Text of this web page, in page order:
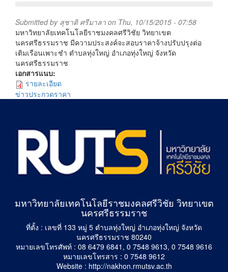
Submitted by สุชาติ ศรีมาลา on Thu, 10/15/2015 - 07:58
มหาวิทยาลัยเทคโนโลยีราชมงคลศรีวิชัย วิทยาเขต
นครศรีธรรมราช มีความประสงค์จะสอบราคาจ้างปรับปรุงต่อ
เติมเรือนเพาะชำ ตำบลทุ่งใหญ่ อำเภอทุ่งใหญ่ จังหวัด
นครศรีธรรมราช
เอกสารแนบ:
รายละเอียด
ข่าวประกวดราคา
มหาวิทยาลัยเทคโนโลยีราชมงคลศรีวิชัย วิทยาเขต
นครศรีธรรมราช
ที่ตั้ง : เลขที่ 133 หมู่ 5 ตำบลทุ่งใหญ่ อำเภอทุ่งใหญ่ จังหวัด
นครศรีธรรมราช 80240
หมายเลขโทรศัพท์ : 08 6479 6841, 0 7548 9613, 0 7548 9616
หมายเลขโทรสาร : 0 7548 9612
Website : http://nakhon.rmutsv.ac.th